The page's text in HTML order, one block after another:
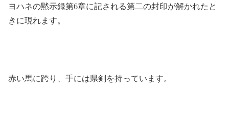
ヨハネの黙示録第6章に記される第二の封印が解かれたと
きに現れます。
赤い馬に跨り、手には県剣を持っています。